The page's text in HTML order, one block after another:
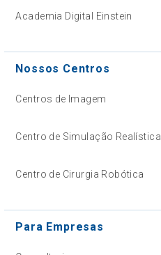
Academia Digital Einstein
Nossos Centros
Centros de Imagem
Centro de Simulação Realística
Centro de Cirurgia Robótica
Para Empresas